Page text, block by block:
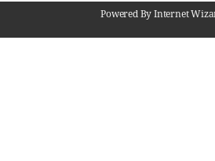
Powered By Internet